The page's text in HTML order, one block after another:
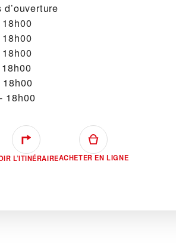
18h00
L’ITINÉRAIREACHETER EN LIGNE